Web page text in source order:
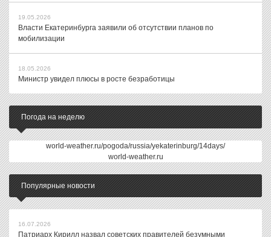
19.05.2026
Власти Екатеринбурга заявили об отсутствии планов по
мобилизации
18.05.2026
Министр увидел плюсы в росте безработицы
Погода на неделю
world-weather.ru/pogoda/russia/yekaterinburg/14days/
world-weather.ru
Популярные новости
16.07.2026
Патриарх Кирилл назвал советских правителей безумными